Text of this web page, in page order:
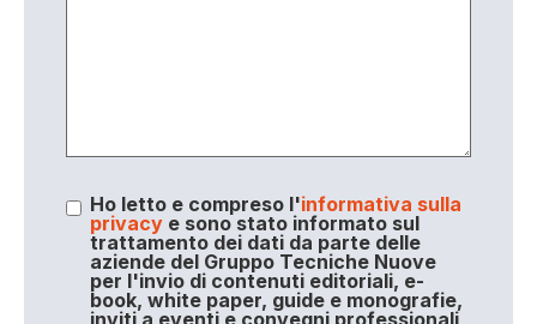
Ho letto e compreso l'informativa sulla
privacye sono stato informato sul
trattamento dei dati da parte delle
aziende del Gruppo Tecniche Nuove
per l'invio di contenuti editoriali, e-
book, white paper, guide e monografie,
inviti a eventi e convegni professionali